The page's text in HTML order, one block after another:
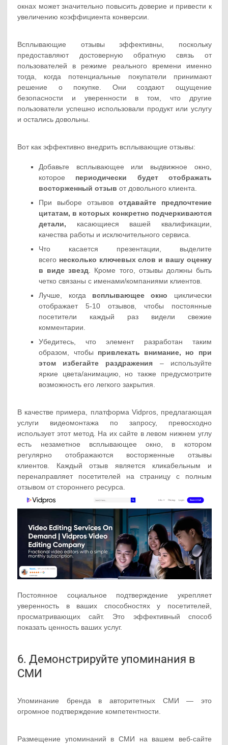
окнах может значительно повысить доверие и привести к
увеличению коэффициента конверсии.
Всплывающие отзывы эффективны, поскольку
предоставляют достоверную обратную связь от
пользователей в режиме реального времени именно
тогда, когда потенциальные покупатели принимают
решение о покупке. Они создают ощущение
безопасности и уверенности в том, что другие
пользователи успешно использовали продукт или услугу
и остались довольны.
Вот как эффективно внедрить всплывающие отзывы:
Добавьте всплывающее или выдвижное окно,
которое периодически будет отображать
восторженный отзывот довольного клиента.
При выборе отзывов отдавайте предпочтение
цитатам, в которых конкретно подчеркиваются
детали, касающиеся вашей квалификации,
качества работы и исключительного сервиса.
Что касается презентации, выделите
всего несколько ключевых слов и вашу оценку
в виде звезд . Кроме того, отзывы должны быть
четко связаны с именами/компаниями клиентов.
Лучше, когда всплывающее окно циклически
отображает 5-10 отзывов, чтобы постоянные
посетители каждый раз видели свежие
комментарии.
Убедитесь, что элемент разработан таким
образом, чтобы привлекать внимание, но при
этом избегайте раздражения – используйте
яркие цвета/анимацию, но также предусмотрите
возможность его легкого закрытия.
В качестве примера, платформа Vidpros, предлагающая
услуги видеомонтажа по запросу, превосходно
использует этот метод. На их сайте в левом нижнем углу
есть незаметное всплывающее окно, в котором
регулярно отображаются восторженные отзывы
клиентов. Каждый отзыв является кликабельным и
перенаправляет посетителей на страницу с полным
отзывом от стороннего ресурса.
Постоянное социальное подтверждение укрепляет
уверенность в ваших способностях у посетителей,
просматривающих сайт. Это эффективный способ
показать ценность ваших услуг.
6. Демонстрируйте упоминания в
СМИ
Упоминание бренда в авторитетных СМИ — это
огромное подтверждение компетентности.
Размещение упоминаний в СМИ на вашем веб-сайте